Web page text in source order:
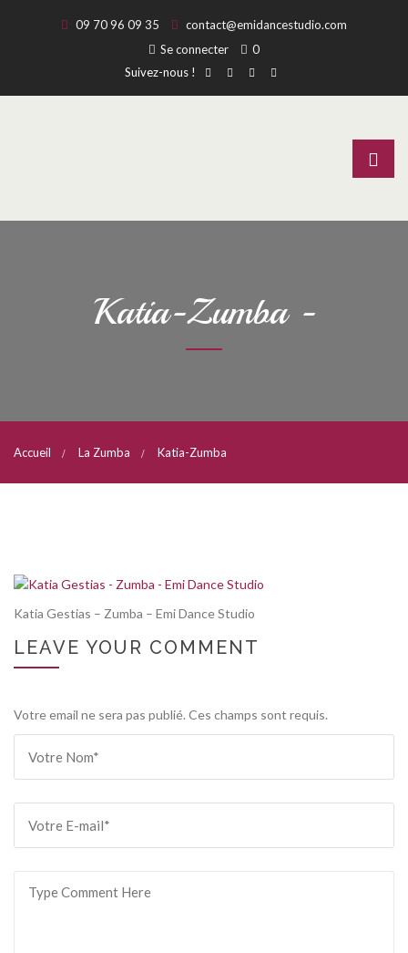
09 70 96 09 35
contact@emidancestudio.com
Se connecter
0
Suivez-nous !
Katia-Zumba -
Accueil La Zumba Katia-Zumba
Katia Gestias – Zumba – Emi Dance Studio
LEAVE YOUR COMMENT
Votre email ne sera pas publié. Ces champs sont requis.